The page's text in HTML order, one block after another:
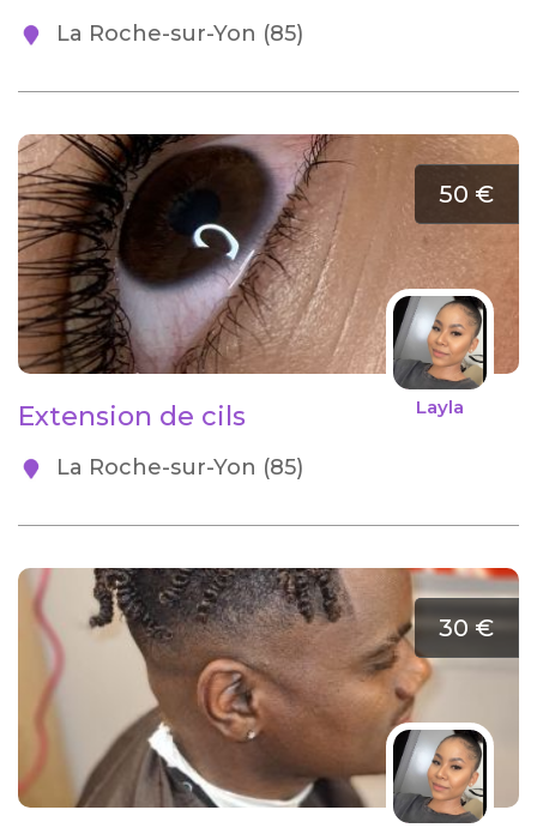
La Roche-sur-Yon (85)
50 €
Layla
Extension de cils
La Roche-sur-Yon (85)
30 €